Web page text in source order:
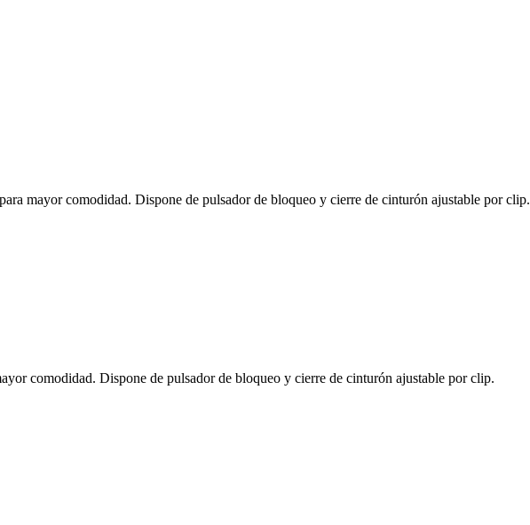
mayor comodidad. Dispone de pulsador de bloqueo y cierre de cinturón ajustable por clip.
comodidad. Dispone de pulsador de bloqueo y cierre de cinturón ajustable por clip.